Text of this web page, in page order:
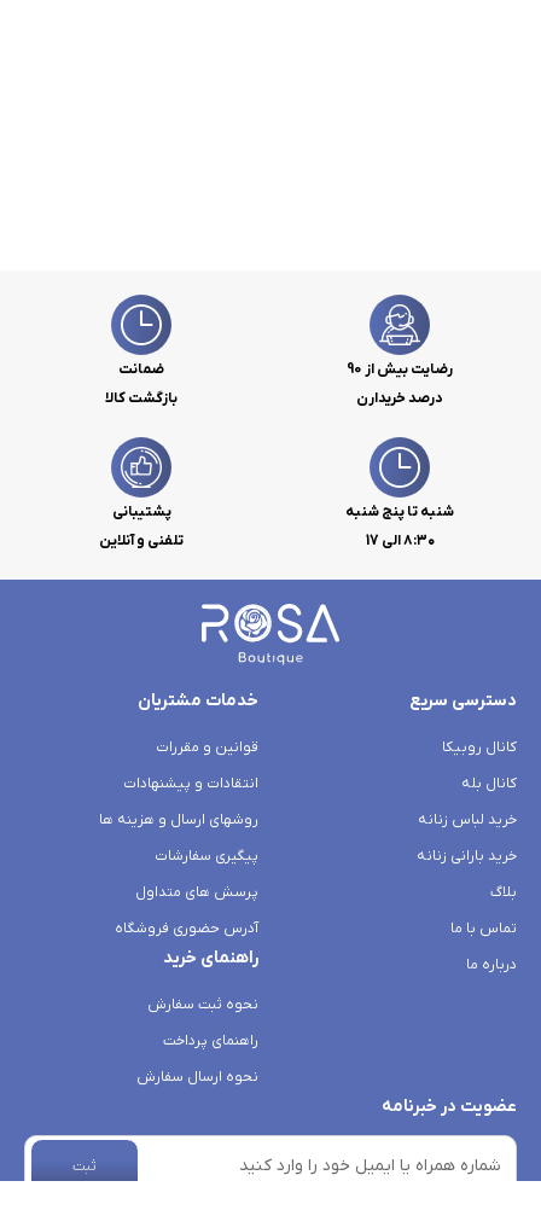
رضایت بیش از 90
درصد خریدارن
ضمانت
بازگشت کالا
شنبه تا پنج شنبه
۸:۳۰ الی 17
پشتیبانی
تلفنی و آنلاین
دسترسی سریع
کانال روبیکا
کانال بله
خرید لباس زنانه
خرید بارانی زنانه
بلاگ
تماس با ما
درباره ما
خدمات مشتریان
قوانین و مقررات
انتقادات و پیشنهادات
روشهای ارسال و هزینه ها
پیگیری سفارشات
پرسش های متداول
آدرس حضوری فروشگاه
راهنمای خرید
نحوه ثبت سفارش
راهنمای پرداخت
نحوه ارسال سفارش
عضویت در خبرنامه
ثبت